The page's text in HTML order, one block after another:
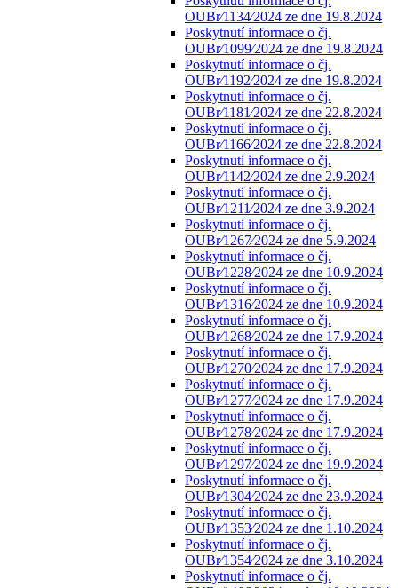
OUBr⁄1134⁄2024 ze dne 19.8.2024
Poskytnutí informace o čj.
OUBr⁄1099⁄2024 ze dne 19.8.2024
Poskytnutí informace o čj.
OUBr⁄1192⁄2024 ze dne 19.8.2024
Poskytnutí informace o čj.
OUBr⁄1181⁄2024 ze dne 22.8.2024
Poskytnutí informace o čj.
OUBr⁄1166⁄2024 ze dne 22.8.2024
Poskytnutí informace o čj.
OUBr⁄1142⁄2024 ze dne 2.9.2024
Poskytnutí informace o čj.
OUBr⁄1211⁄2024 ze dne 3.9.2024
Poskytnutí informace o čj.
OUBr⁄1267⁄2024 ze dne 5.9.2024
Poskytnutí informace o čj.
OUBr⁄1228⁄2024 ze dne 10.9.2024
Poskytnutí informace o čj.
OUBr⁄1316⁄2024 ze dne 10.9.2024
Poskytnutí informace o čj.
OUBr⁄1268⁄2024 ze dne 17.9.2024
Poskytnutí informace o čj.
OUBr⁄1270⁄2024 ze dne 17.9.2024
Poskytnutí informace o čj.
OUBr⁄1277⁄2024 ze dne 17.9.2024
Poskytnutí informace o čj.
OUBr⁄1278⁄2024 ze dne 17.9.2024
Poskytnutí informace o čj.
OUBr⁄1297⁄2024 ze dne 19.9.2024
Poskytnutí informace o čj.
OUBr⁄1304⁄2024 ze dne 23.9.2024
Poskytnutí informace o čj.
OUBr⁄1353⁄2024 ze dne 1.10.2024
Poskytnutí informace o čj.
OUBr⁄1354⁄2024 ze dne 3.10.2024
Poskytnutí informace o čj.